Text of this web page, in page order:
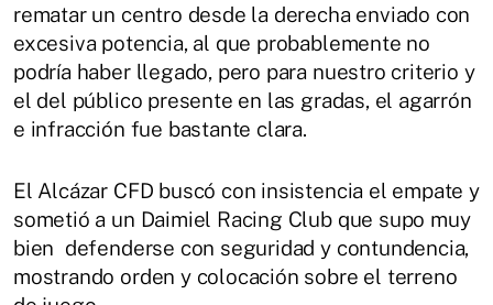
rematar un centro desde la derecha enviado con
excesiva potencia, al que probablemente no
podría haber llegado, pero para nuestro criterio y
el del público presente en las gradas, el agarrón
e infracción fue bastante clara.
El Alcázar CFD buscó con insistencia el empate y
sometió a un Daimiel Racing Club que supo muy
bien defenderse con seguridad y contundencia,
mostrando orden y colocación sobre el terreno